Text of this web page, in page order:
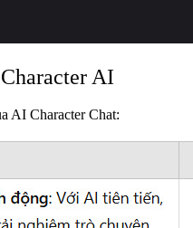
AI
AI Character Chat: